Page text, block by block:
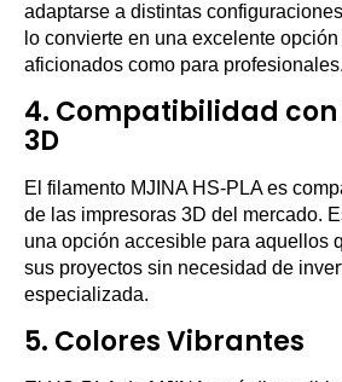
adaptarse a distintas
lo convierte en una excelente
aficionados como para profesionales.
4. Compatibilidad
3D
El filamento MJINA HS-PLA es
de las impresoras 3D del mercado.
una opción accesible para aquellos
sus proyectos sin necesidad de
especializada.
5. Colores Vibrantes